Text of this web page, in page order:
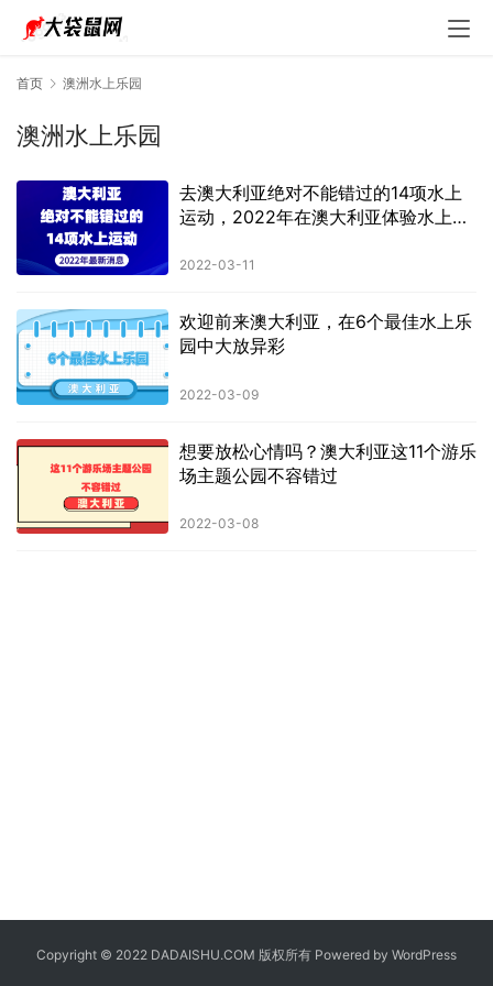
首页 澳洲水上乐园
澳洲水上乐园
去澳大利亚绝对不能错过的14项水上
运动，2022年在澳大利亚体验水上运
2022-03-11
欢迎前来澳大利亚，在6个最佳水上乐
园中大放异彩
2022-03-09
想要放松心情吗？澳大利亚这11个游乐
场主题公园不容错过
2022-03-08
Copyright © 2022 DADAISHU.COM 版权所有 Powered by WordPress